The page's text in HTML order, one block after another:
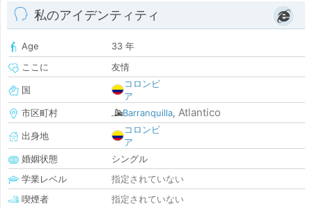
私のアイデンティティ
Age
33 年
ここに
友情
国
コロンビ
ア
市区町村
Barranquilla, Atlantico
出身地
コロンビ
ア
婚姻状態
シングル
学業レベル
指定されていない
喫煙者
指定されていない